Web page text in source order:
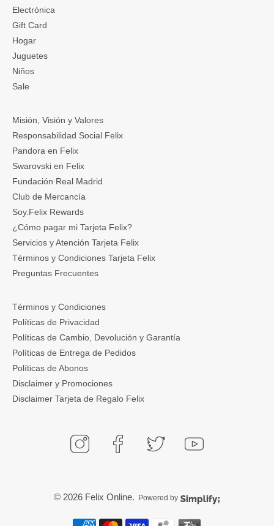
Electrónica
Gift Card
Hogar
Juguetes
Niños
Sale
Misión, Visión y Valores
Responsabilidad Social Felix
Pandora en Felix
Swarovski en Felix
Fundación Real Madrid
Club de Mercancía
Soy.Felix Rewards
¿Cómo pagar mi Tarjeta Felix?
Servicios y Atención Tarjeta Felix
Términos y Condiciones Tarjeta Felix
Preguntas Frecuentes
Términos y Condiciones
Políticas de Privacidad
Políticas de Cambio, Devolución y Garantía
Políticas de Entrega de Pedidos
Políticas de Abonos
Disclaimer y Promociones
Disclaimer Tarjeta de Regalo Felix
© 2026 Felix Online. Powered by